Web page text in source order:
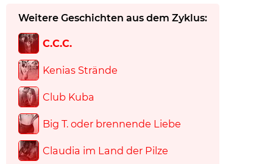
Weitere Geschichten aus dem Zyklus:
C.C.C.
Kenias Strände
Club Kuba
Big T. oder brennende Liebe
Claudia im Land der Pilze